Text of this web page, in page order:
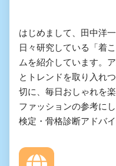
はじめまして、田中洋
日々研究している「着
ムを紹介しています。
とトレンドを取り入れ
切に、毎日おしゃれを
ファッションの参考に
検定・骨格診断アドバ